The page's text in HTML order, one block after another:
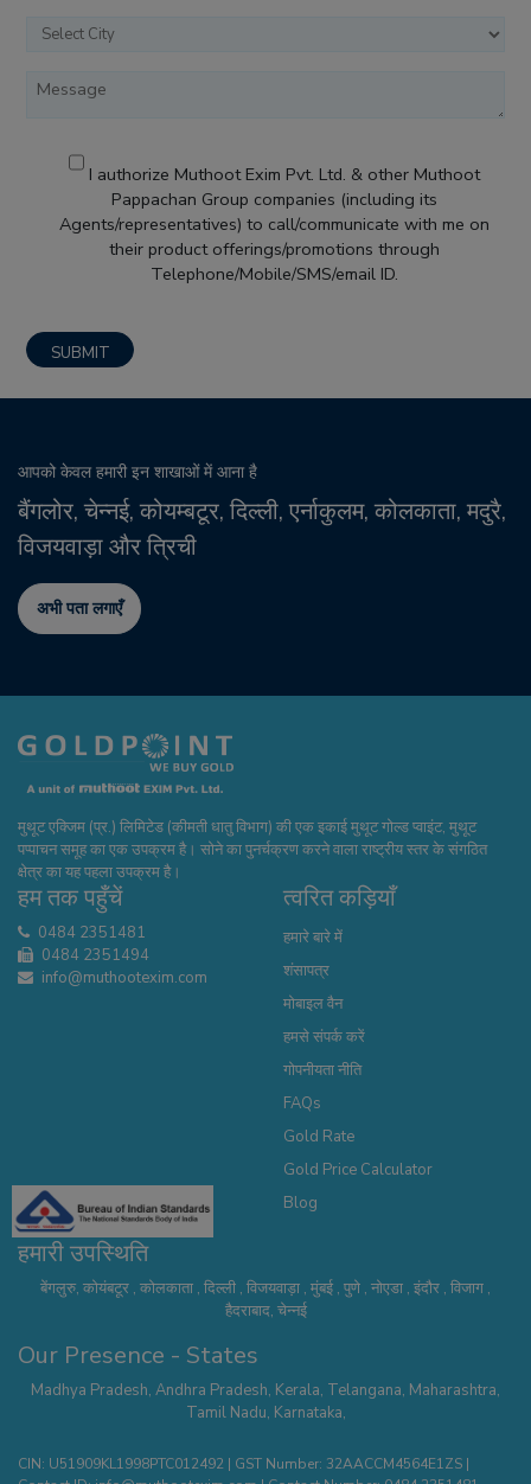
I authorize Muthoot Exim Pvt. Ltd. & other Muthoot
Pappachan Group companies (including its
Agents/representatives) to call/communicate with me on
their product offerings/promotions through
Telephone/Mobile/SMS/email ID.
आपको केवल हमारी इन शाखाओं में आना है
बैंगलोर, चेन्नई, कोयम्बटूर, दिल्ली, एर्नाकुलम, कोलकाता,मदुरै,
विजयवाड़ा और त्रिची
अभी पता लगाएँ
मुथूट एक्जिम (प्र.) लिमिटेड (कीमती धातु विभाग) की एक इकाई मुथूट गोल्ड प्वाइंट, मुथूट
पप्पाचन समूह का एक उपक्रम है। सोने का पुनर्चक्रण करने वाला राष्ट्रीय स्तर के संगठित
क्षेत्र का यह पहला उपक्रम है।
हम तक पहुँचें
0484 2351481
0484 2351494
info@muthootexim.com
त्वरित कड़ियाँ
हमारे बारे में
शंसापत्र
मोबाइल वैन
हमसे संपर्क करें
गोपनीयता नीति
FAQs
Gold Rate
Gold Price Calculator
Blog
हमारी उपस्थिति
बेंगलुरु, कोयंबटूर , कोलकाता , दिल्ली , विजयवाड़ा , मुंबई , पुणे , नोएडा , इंदौर , विजाग ,
हैदराबाद, चेन्नई
Our Presence - States
Madhya Pradesh, Andhra Pradesh, Kerala, Telangana, Maharashtra,
Tamil Nadu, Karnataka,
CIN: U51909KL1998PTC012492 | GST Number: 32AACCM4564E1ZS |